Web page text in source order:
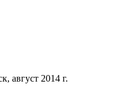
август 2014 г.